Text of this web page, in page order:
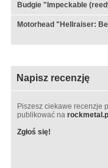
Budgie "Impeckable
Motorhead "Hellraiser:
Napisz recenzję
Piszesz ciekawe recenzje
publikować na rockmetal.pl
Zgłoś się!